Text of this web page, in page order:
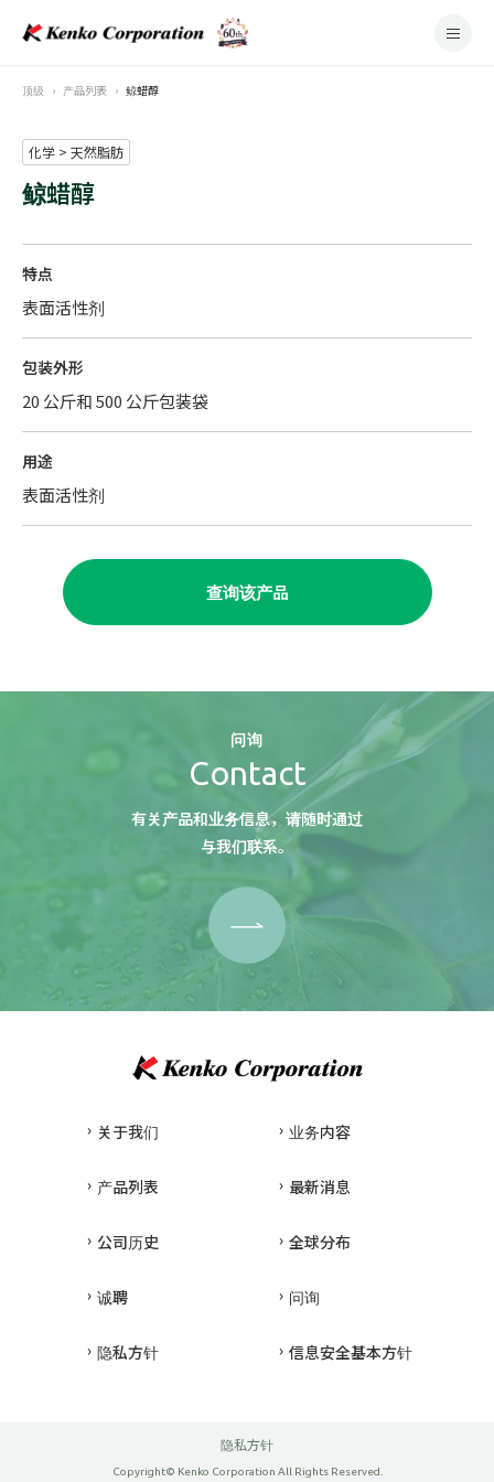
顶级 产品列表 鲸蜡醇
化学 > 天然脂肪
鲸蜡醇
特点
表面活性剂
包装外形
20 公斤和 500 公斤包装袋
用途
表面活性剂
查询该产品
问询
Contact
有关产品和业务信息，请随时通过
与我们联系。
关于我们 业务内容
产品列表 最新消息
公司历史 全球分布
诚聘 问询
隐私方针 信息安全基本方针
隐私方针
Copyright© Kenko Corporation All Rights Reserved.